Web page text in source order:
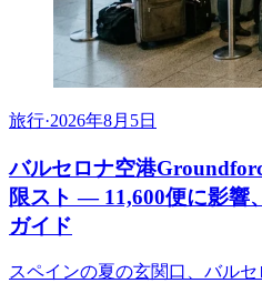
旅行·2026年8月5日
バルセロナ空港
限スト ― 11,600便に影響
ガイド
スペインの夏の玄関口、バル